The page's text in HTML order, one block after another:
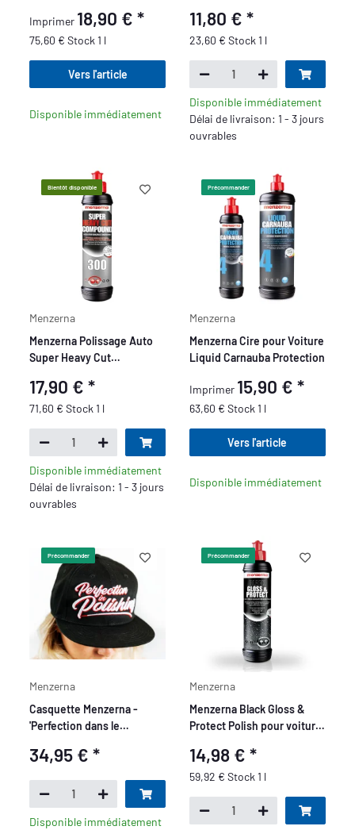
Imprimer 18,90 €*
75,60 € Stock 1 l
Vers l'article
Disponible immédiatement
11,80 € *
23,60 € Stock 1 l
Disponible immédiatement
Délai de livraison: 1 - 3 jours
ouvrables
Bientôt disponible
Menzerna
Menzerna Polissage Auto
Super Heavy Cut
17,90 €*
71,60 € Stock 1 l
Disponible immédiatement
Délai de livraison: 1 - 3 jours
ouvrables
Précommander
Menzerna
Menzerna Cire pour Voiture
Liquid Carnauba Protection
Imprimer 15,90 € *
63,60 € Stock 1 l
Vers l'article
Disponible immédiatement
Précommander
Menzerna
Casquette Menzerna -
'Perfection dans le
34,95 €*
Disponible immédiatement
Précommander
Menzerna
Menzerna Black Gloss &
Protect Polish pour voiture
14,98 € *
59,92 € Stock 1 l